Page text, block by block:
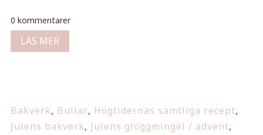
0 kommentarer
LÄS MER
Bakverk, Bullar, Högtidernas samtliga recept,
Julens bakverk, Julens glöggmingel / advent,